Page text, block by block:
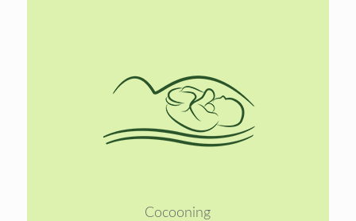
Lees
meer
Cocooning